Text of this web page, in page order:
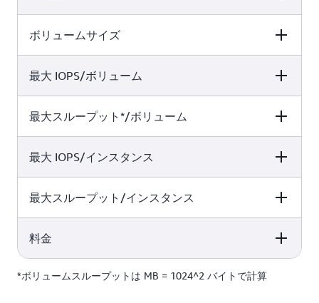
仮想デスクトップ、
Microsoft SQL Server や
Oracle などの中規模サイ
ズのシングルインスタン
いインタラクティブアプ
スト環境
Oracle などの中規模サイ
ズのシングルインスタン
いインタラクティブアプ
gp3
gp3
ボリュームサイズ
gp3
1 GB～16 TB 1 GB～16 TB
最大 IOPS/ボリューム
gp3 gp2
16,000
最大スループット*/ボリューム
gp3
1,000 MB/秒 250 MB/秒
最大 IOPS/インスタンス
gp3 gp2
260,000
最大スループット/インスタンス
gp3
12,500 MB/秒 7,500 MB/秒
料金
gp3 gp2
*ボリュームスループットは MB = 1024^2 バイトで計算